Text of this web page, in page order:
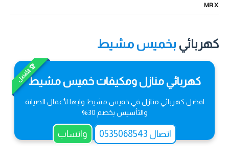
MR X
كهربائي بخميس مشيط
🏆 الأفضلكهربائي منازل ومكيفات خميس مشيط
افضل كهربائي منازل في خميس مشيط وابها لأعمال الصيانة
والتأسيس بخصم 30%
اتصال 0535068543 واتساب